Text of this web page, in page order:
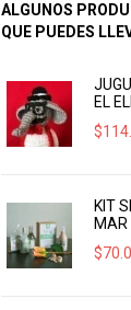
ALGUNOS
QUE PUEDES
EL
$
KIT
MAR
$